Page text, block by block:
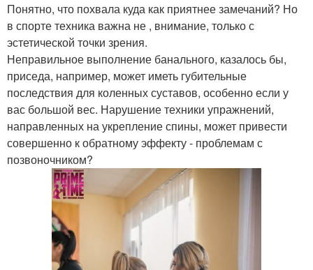
Понятно, что похвала куда как приятнее замечаний? Но
в спорте техника важна не , внимание, только с
эстетической точки зрения.
Неправильное выполнение банального, казалось бы,
приседа, например, может иметь губительные
последствия для коленных суставов, особенно если у
вас большой вес. Нарушение техники упражнений,
направленных на укрепление спины, может привести
совершенно к обратному эффекту - проблемам с
позвоночником?